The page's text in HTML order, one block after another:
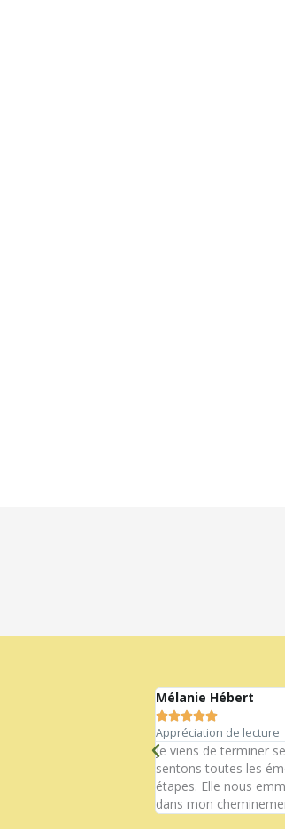
Mélanie Hébert

Appréciation de lecture
Je viens de terminer
sentons toutes les
étapes. Elle nous
dans mon